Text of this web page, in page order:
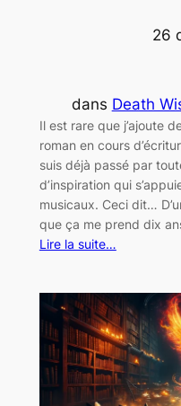
26
dans Death
Il est rare que j’ajoute
roman en cours
suis déjà passé par
d’inspiration qui
musicaux. Ceci dit…
que ça me prend dix
Lire la suite…